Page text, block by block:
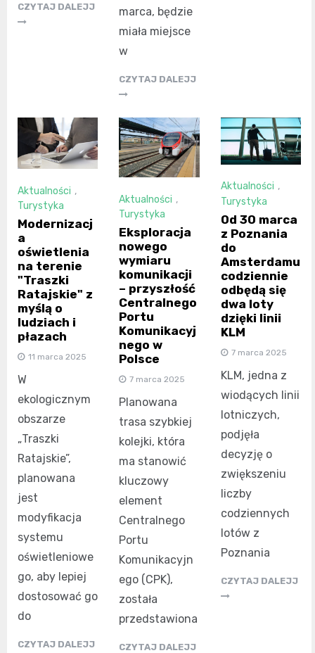
CZYTAJ DALEJJ
marca, będzie
miała miejsce
w
CZYTAJ DALEJJ
Aktualności ,
Turystyka
Modernizacj
a
oświetlenia
na terenie
"Traszki
Ratajskie" z
myślą o
ludziach i
płazach
11 marca 2025
W
ekologicznym
obszarze
„Traszki
Ratajskie”,
planowana
jest
modyfikacja
systemu
oświetleniowe
go, aby lepiej
dostosować go
do
CZYTAJ DALEJJ
Aktualności ,
Turystyka
Eksploracja
nowego
wymiaru
komunikacji
– przyszłość
Centralnego
Portu
Komunikacyj
nego w
Polsce
7 marca 2025
Planowana
trasa szybkiej
kolejki, która
ma stanowić
kluczowy
element
Centralnego
Portu
Komunikacyjn
ego (CPK),
została
przedstawiona
CZYTAJ DALEJJ
Aktualności ,
Turystyka
Od 30 marca
z Poznania
do
Amsterdamu
codziennie
odbędą się
dwa loty
dzięki linii
KLM
7 marca 2025
KLM, jedna z
wiodących linii
lotniczych,
podjęła
decyzję o
zwiększeniu
liczby
codziennych
lotów z
Poznania
CZYTAJ DALEJJ